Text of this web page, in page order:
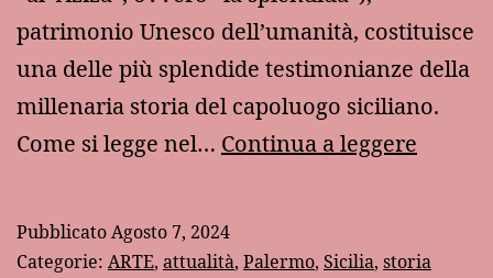
patrimonio Unesco dell’umanità, costituisce
una delle più splendide testimonianze della
millenaria storia del capoluogo siciliano.
Come si legge nel… Continua a leggere
della
PubblicatoAgosto 7, 2024
Categorie: ARTE, attualità, Palermo, Sicilia, storia